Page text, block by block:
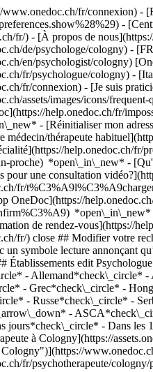
fr/connexion) -
-
fr/) - [À propos de
de/psychologe/cologny) -
en/psychologist/cologny)
fr/psychologue/cologny) -
fr/connexion) - [Je suis
assets/images/icons/
help.onedoc.ch/fr/
- [Réinitialiser mon
médecin/thérapeute
help.onedoc.ch/
proche) *open\_in\_new* -
pour une consultation
fr/
OneDoc](https://